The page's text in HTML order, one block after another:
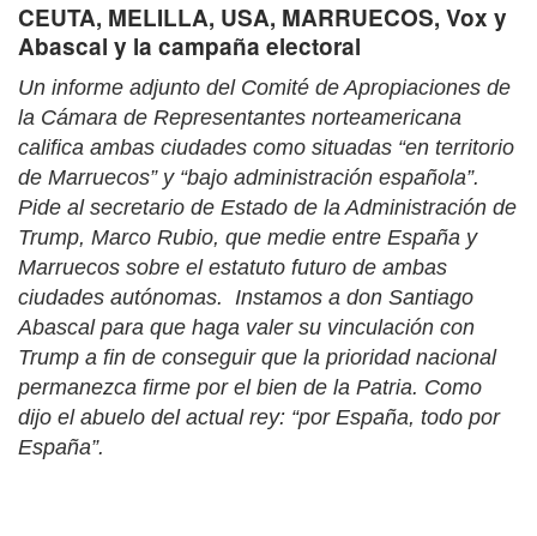
CEUTA, MELILLA, USA, MARRUECOS, Vox y
Abascal y la campaña electoral
Un informe adjunto del Comité de Apropiaciones de
la Cámara de Representantes norteamericana
califica ambas ciudades como situadas “en territorio
de Marruecos” y “bajo administración española”.
Pide al secretario de Estado de la Administración de
Trump, Marco Rubio, que medie entre España y
Marruecos sobre el estatuto futuro de ambas
ciudades autónomas. Instamos a don Santiago
Abascal para que haga valer su vinculación con
Trump a fin de conseguir que la prioridad nacional
permanezca firme por el bien de la Patria. Como
dijo el abuelo del actual rey: “por España, todo por
España”.